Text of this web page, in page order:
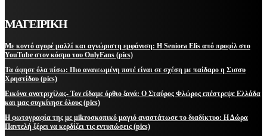
ΜΑΓΕΙΡΙΚΗ
Με κοντό αγορέ μαλλί και αγνώριστη εμφάνιση: Η Seniora Elis από προφίλ στο
YouTube στον κόσμο του OnlyFans (pics)
Τα άφησε όλα πίσω: Πιο ανανεωμένη ποτέ είναι σε σχέση με παίδαρο η Σισσυ
Χρηστίδου (pics)
Εικόνα ανατριχίλας- Τον είδαμε όρθιο ξανά: Ο Σταύρος Φλώρος επέστρεψε Ελλάδα
και μας συγκίνησε όλους (pics)
Η φωτογραφία της με μikroσκοπικό μαγιό αναστάτωσε το διαδίκτυο: Η Δώρα
Παντελή ξέρει να κερδίζει τις εντυπώσεις (pics)